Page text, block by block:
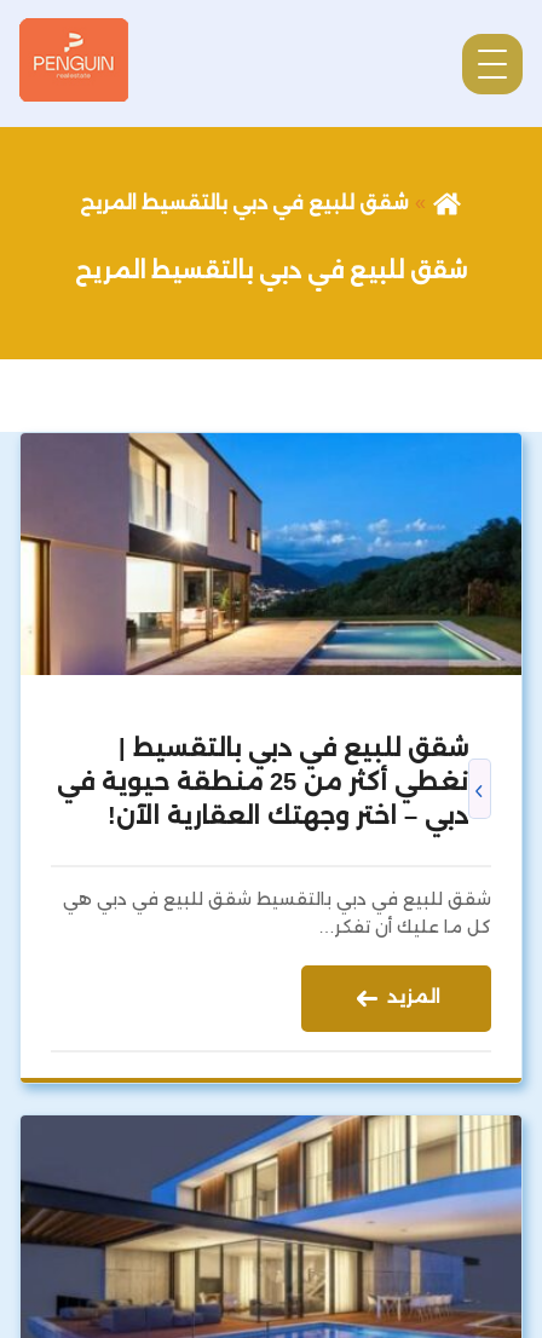
شقق للبيع في دبي بالتقسيط المريح
شقق للبيع في دبي بالتقسيط المريح
شقق للبيع في دبي بالتقسيط |
نغطي أكثر من 25 منطقة حيوية في
دبي – اختر وجهتك العقارية الآن!
شقق للبيع في دبي بالتقسيط شقق للبيع في دبي هي
كل ما عليك أن تفكر…
المزيد